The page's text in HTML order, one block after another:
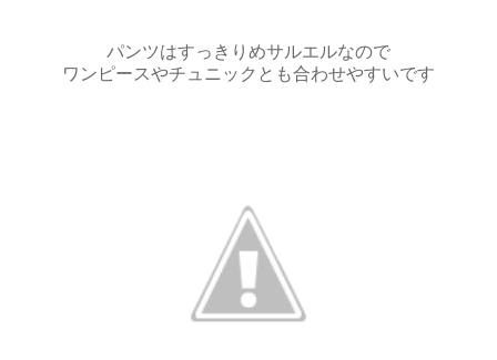
パンツはすっきりめサルエルなので
ワンピースやチュニックとも合わせやすいです